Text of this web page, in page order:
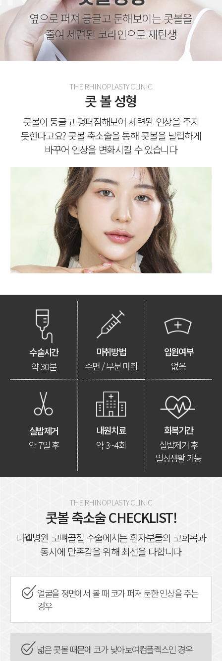
옆으로 퍼져 둥글고 둔해보이는 콧볼을
줄여 세련된 코라인으로 재탄생
THE RHINOPLASTY CLINIC
콧 볼 성형
콧볼이 둥글고 펑퍼짐해보여 세련된 인상을 주지
못한다고요?콧볼 축소술을 통해 콧볼을 날렵하게
바꾸어 인상을 변화시킬 수 있습니다
수술시간
약 30분
마취방법
수면 / 부분 마취
입원여부
없음
실밥제거
약 7일 후
내원치료
약 3~4회
회복기간
실밥제거 후
일상생활 가능
THE RHINOPLASTY CLINIC
콧볼 축소술 CHECKLIST!
더웰병원 코뼈골절 수술에서는 환자분들의 코회복과
동시에 만족감을 위해 최선을 다합니다
얼굴을 정면에서 볼 때 코가 퍼져 둔한인상을 주는
경우
넓은 콧볼 때문에 코가 낮아보여컴플렉스인 경우